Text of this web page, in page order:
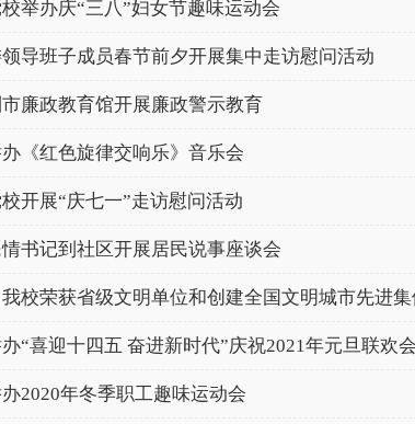
举办庆“三八”妇女节趣味运动会
导班子成员春节前夕开展集中走访慰问活动
廉政教育馆开展廉政警示教育
《红色旋律交响乐》音乐会
开展“庆七一”走访慰问活动
书记到社区开展居民说事座谈会
校荣获省级文明单位和创建全国文明城市先进
“喜迎十四五 奋进新时代”庆祝2021年元旦联欢会
2020年冬季职工趣味运动会